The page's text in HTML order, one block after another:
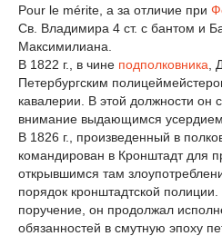
Pour le mérite, а за отличие при
Св. Владимира 4 ст. с бантом и
Максимилиана.
В 1822 г., в чине подполковника ,
Петербургским
кавалерии. В этой должности он
внимание выдающимся
В 1826 г., произведенный в
командирован в Кронштадт для
открывшимся там
порядок кронштадтской
поручение, он продолжал
обязанностей в смутную эпоху